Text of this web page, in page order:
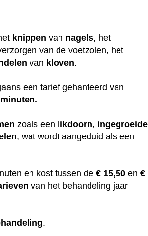
knippen van nagels, het
van de voetzolen, het
van kloven.
een tarief gehanteerd van
zoals een likdoorn, ingegroeide
, wat wordt aangeduid als een
en kost tussen de € 15,50en€
van het behandeling jaar
.